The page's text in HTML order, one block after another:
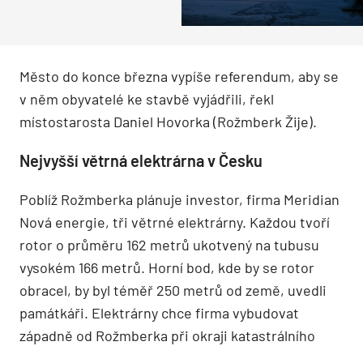
Město do konce března vypíše referendum, aby se
v něm obyvatelé ke stavbě vyjádřili, řekl
místostarosta Daniel Hovorka (Rožmberk Žije).
Nejvyšší větrná elektrárna v Česku
Poblíž Rožmberka plánuje investor, firma Meridian
Nová energie, tři větrné elektrárny. Každou tvoří
rotor o průměru 162 metrů ukotvený na tubusu
vysokém 166 metrů. Horní bod, kde by se rotor
obracel, by byl téměř 250 metrů od země, uvedli
památkáři. Elektrárny chce firma vybudovat
západně od Rožmberka při okraji katastrálního